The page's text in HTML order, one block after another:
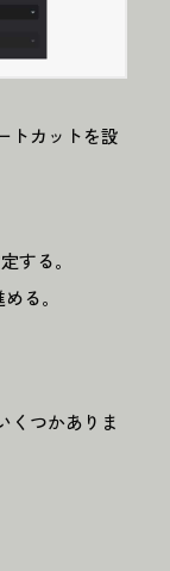
トカットを設
する。
る。
くつかありま